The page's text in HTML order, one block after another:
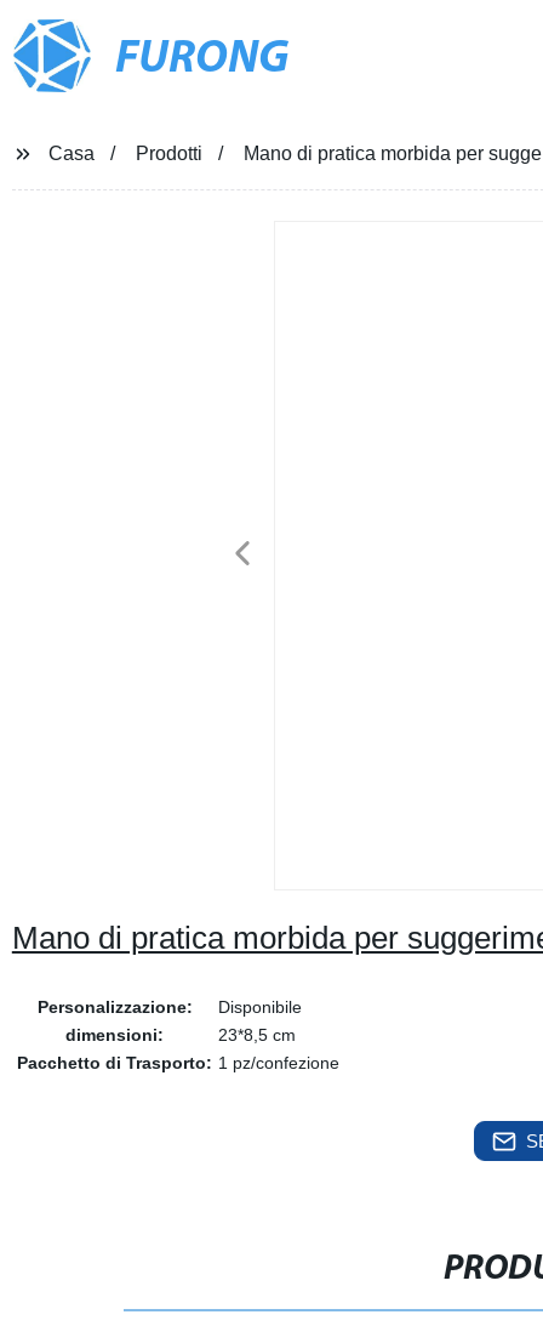
FURONG
Casa Prodotti Mano di pratica morbida per
Mano di pratica morbida per
Personalizzazione:
Disponibile
dimensioni:
23*8,5 cm
Pacchetto di Trasporto: 1 pz/confezione